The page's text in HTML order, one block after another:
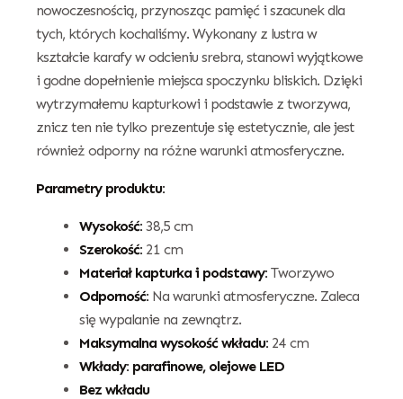
nowoczesnością, przynosząc pamięć i szacunek dla
tych, których kochaliśmy. Wykonany z lustra w
kształcie karafy w odcieniu srebra, stanowi wyjątkowe
i godne dopełnienie miejsca spoczynku bliskich. Dzięki
wytrzymałemu kapturkowi i podstawie z tworzywa,
znicz ten nie tylko prezentuje się estetycznie, ale jest
również odporny na różne warunki atmosferyczne.
Parametry produktu:
Wysokość: 38,5 cm
Szerokość: 21 cm
Materiał kapturka i podstawy: Tworzywo
Odporność: Na warunki atmosferyczne. Zaleca
się wypalanie na zewnątrz.
Maksymalna wysokość wkładu: 24 cm
Wkłady: parafinowe, olejowe LED
Bez wkładu